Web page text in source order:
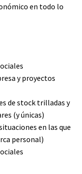
en todo lo
y proyectos
de stock trilladas y
(y únicas)
en las que
personal)